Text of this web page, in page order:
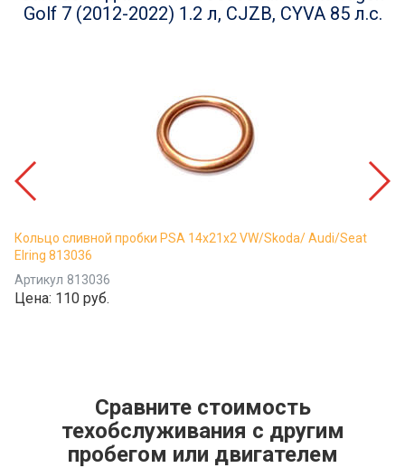
Golf 7 (2012-2022) 1.2 л, CJZB, CYVA 85 л.с.
Кольцо сливной пробки PSA 14x21x2 VW/Skoda/ Audi/Seat
Elring 813036
Артикул 813036
Цена: 110 руб.
Сравните стоимость
техобслуживания с другим
пробегом или двигателем